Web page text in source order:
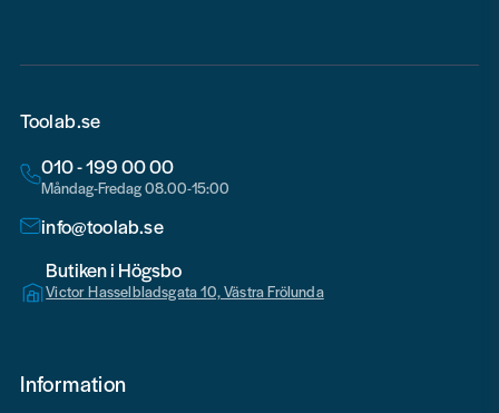
Toolab.se
010 - 199 00 00
Måndag-Fredag 08.00-15:00
info@toolab.se
Butiken i Högsbo
Victor Hasselbladsgata 10, Västra Frölunda
Information